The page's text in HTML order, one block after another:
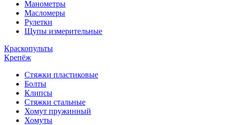
Манометры
Масломеры
Рулетки
Щупы измерительные
Краскопульты
Крепёж
Стяжки пластиковые
Болты
Клипсы
Стяжки стальные
Хомут пружинный
Хомуты